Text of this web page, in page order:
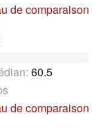
de comparaison
60.5
de comparaison